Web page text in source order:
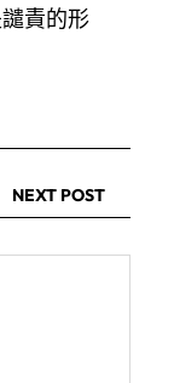
責的形
NEXT POST